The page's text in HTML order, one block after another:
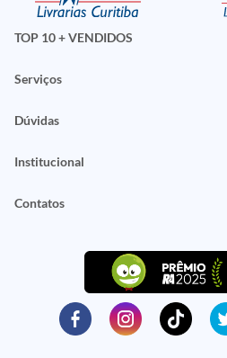
TOP 10 + VENDIDOS
Serviços
Dúvidas
Institucional
Contatos